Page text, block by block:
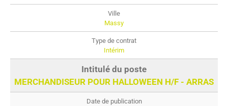
Massy
Intérim
MERCHANDISEUR POUR HALLOWEEN H/F - ARRAS